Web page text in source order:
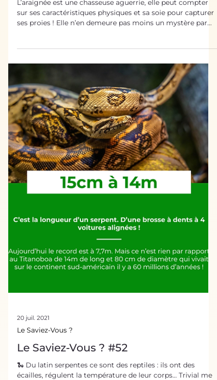
6 août 2021
Sources d’Inspiration Biologiques
L’araignée, dans la toile de
l’innovation
L’araignée est une chasseuse aguerrie, elle peut compter
sur ses caractéristiques physiques et sa soie pour capturer
des chercheurs du monde entier pour concevoir de
nombreuses innovations biomimétiques . L’araignée, une
prédatrice aussi redoutable que redoutée Les araignées
sont des prédateurs invertébrés, ce qui signifie qu’elle ne
possède pas de colonne verté